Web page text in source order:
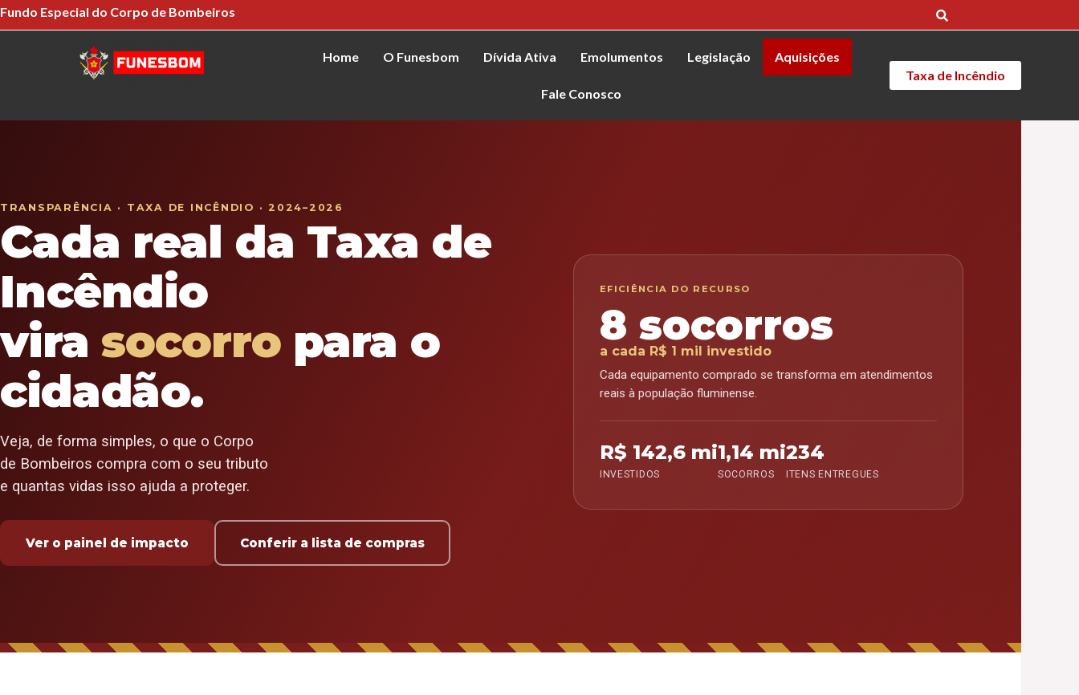
Ir
para
Fundo Especial do Corpo de Bombeiros
Home O Funesbom Dívida Ativa Emolumentos Legislação Aquisições
Fale Conosco
Taxa de Incêndio
TRANSPARÊNCIA · TAXA DE INCÊNDIO · 2024–2026
Cada real da Taxa de
Incêndio
virasocorropara o
cidadão.
Veja, de forma simples, o que o Corpo
de Bombeiros compra com o seu tributo
e quantas vidas isso ajuda a proteger.
Ver o painel de impacto Conferir a lista de compras
EFICIÊNCIA DO RECURSO
8 socorros
a cada R$ 1 mil investido
Cada equipamento comprado se transforma em atendimentos
reais à população fluminense.
R$ 142,6 mi
INVESTIDOS
1,14 mi
SOCORROS
234
ITENS ENTREGUES